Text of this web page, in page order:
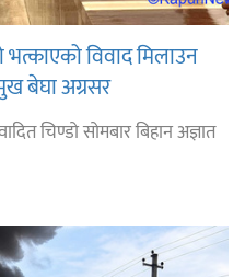
भत्काएको विवाद मिलाउन
बेघा अग्रसर
चिण्डो सोमबार बिहान अज्ञात